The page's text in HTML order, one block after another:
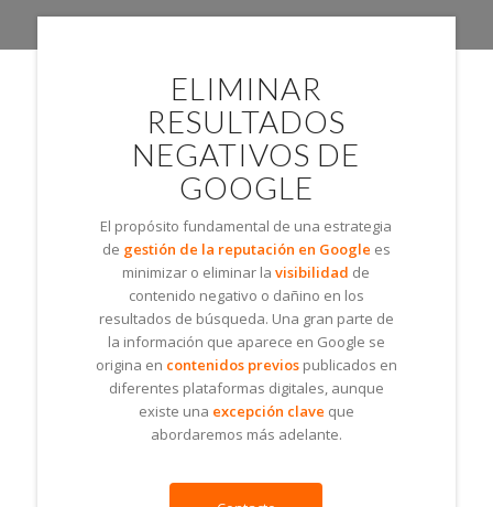
ELIMINAR
RESULTADOS
NEGATIVOS DE
GOOGLE
El propósito fundamental de una estrategia
de gestión de la reputación en Google es
minimizar o eliminar lavisibilidad de
contenido negativo o dañino en los
resultados de búsqueda. Una gran parte de
la información que aparece en Google se
origina en contenidos previospublicados en
diferentes plataformas digitales, aunque
existe una excepción clave que
abordaremos más adelante.